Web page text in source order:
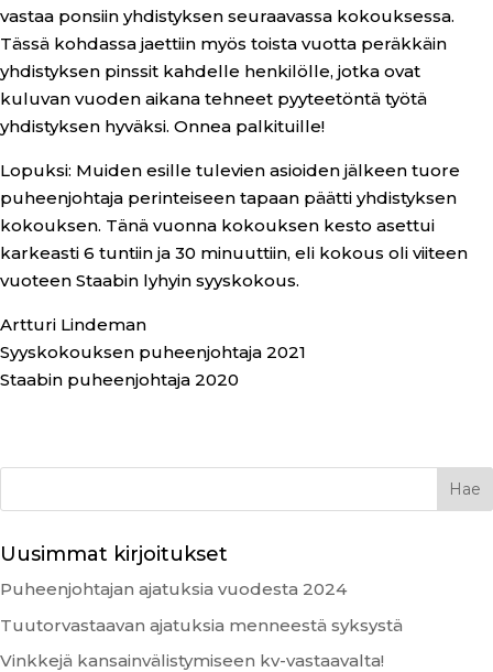
vastaa ponsiin yhdistyksen seuraavassa kokouksessa.
Tässä kohdassa jaettiin myös toista vuotta peräkkäin
yhdistyksen pinssit kahdelle henkilölle, jotka ovat
kuluvan vuoden aikana tehneet pyyteetöntä työtä
yhdistyksen hyväksi. Onnea palkituille!
Lopuksi: Muiden esille tulevien asioiden jälkeen tuore
puheenjohtaja perinteiseen tapaan päätti yhdistyksen
kokouksen. Tänä vuonna kokouksen kesto asettui
karkeasti 6 tuntiin ja 30 minuuttiin, eli kokous oli viiteen
vuoteen Staabin lyhyin syyskokous.
Artturi Lindeman
Syyskokouksen puheenjohtaja 2021
Staabin puheenjohtaja 2020
Uusimmat kirjoitukset
Puheenjohtajan ajatuksia vuodesta 2024
Tuutorvastaavan ajatuksia menneestä syksystä
Vinkkejä kansainvälistymiseen kv-vastaavalta!